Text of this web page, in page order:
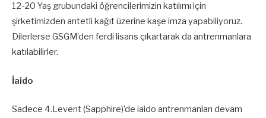
12-20 Yaş grubundaki öğrencilerimizin katılımı için
şirketimizden antetli kağıt üzerine kaşe imza yapabiliyoruz.
Dilerlerse GSGM’den ferdi lisans çıkartarak da antrenmanlara
katılabilirler.
İaido
Sadece 4.Levent (Sapphire)’de iaido antrenmanları devam